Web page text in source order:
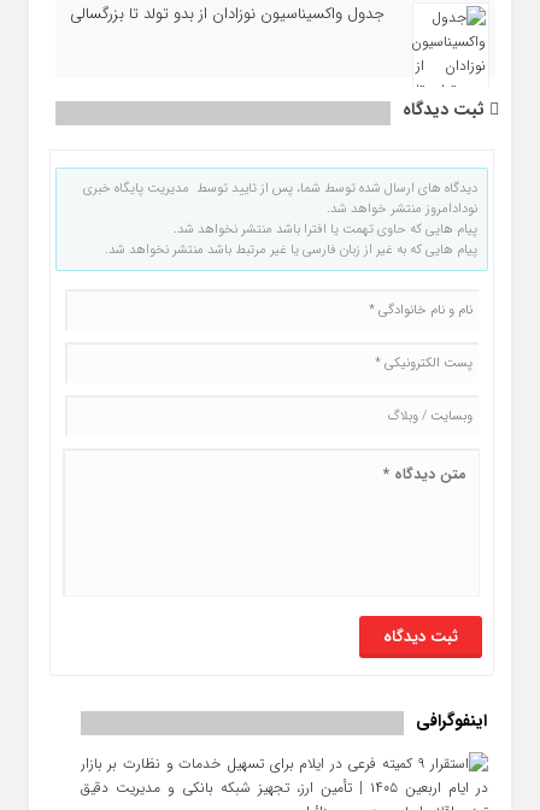
جدول واکسیناسیون نوزادان از بدو تولد تا بزرگسالی
ثبت دیدگاه
دیدگاه های ارسال شده توسط شما، پس از تایید توسط مدیریت پایگاه خبری
نودادامروز منتشر خواهد شد.
پیام هایی که حاوی تهمت یا افترا باشد منتشر نخواهد شد.
پیام هایی که به غیر از زبان فارسی یا غیر مرتبط باشد منتشر نخواهد شد.
اینفوگرافی